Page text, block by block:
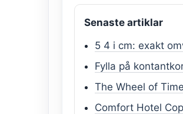
Senaste artiklar
5 4 i cm: exakt
Fylla på
The Wheel of
Comfort Hotel